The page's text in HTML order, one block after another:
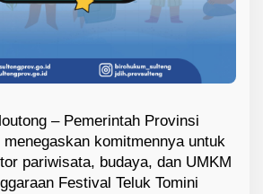
– Pemerintah Provinsi
menegaskan komitmennya untuk
pariwisata, budaya, dan UMKM
Festival Teluk Tomini